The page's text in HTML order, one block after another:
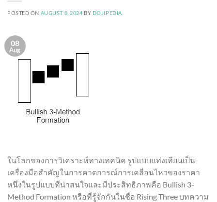
POSTED ON AUGUST 8, 2024 BY DOJIPEDIA
08
Aug
ในโลกของการวิเคราะห์ทางเทคนิค รูปแบบแท่งเทียนเป็น
เครื่องมือสำคัญในการคาดการณ์การเคลื่อนไหวของราคา
หนึ่งในรูปแบบที่น่าสนใจและมีประสิทธิภาพคือ Bullish 3-
Method Formation หรือที่รู้จักกันในชื่อ Rising Three บทความ